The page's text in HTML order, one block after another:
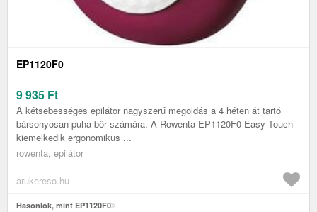
EP1120F0
9 935 Ft
A kétsebességes epilátor nagyszerű megoldás a 4 héten át tartó
bársonyosan puha bőr számára. A Rowenta EP1120F0 Easy Touch
kiemelkedik ergonomikus ...
rowenta, epilátor
arukereso.hu
Hasonlók, mint EP1120F0